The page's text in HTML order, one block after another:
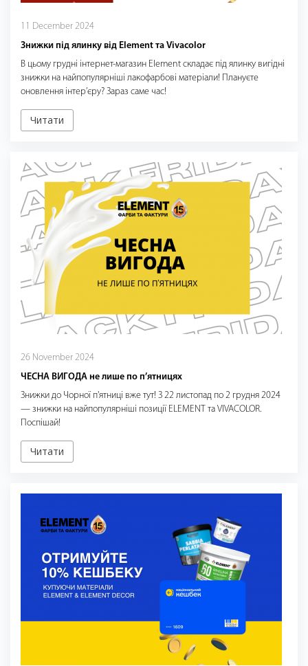
11 December 2024
Знижки під ялинку від Element та Vivacolor
В цьому грудні інтернет-магазин Element складає під ялинку вигідні
знижки на найпопулярніші лакофарбові матеріали! Плануєте
оновлення інтер’єру? Зараз саме час!
Читати
26 November 2024
ЧЕСНА ВИГОДА не лише по п’ятницях
Знижки до Чорної п'ятниці вже тут! З 22 листопад по 2 грудня 2024
— знижки на найпопулярніші позиції ELEMENT та VIVACOLOR.
Поспішай!
Читати